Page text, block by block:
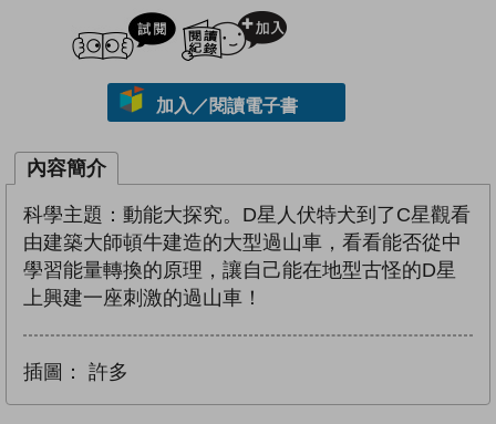
試閲
加入／閱讀電子書
內容簡介
科學主題：動能大探究。D星人伏特犬到了C星觀看
由建築大師頓牛建造的大型過山車，看看能否從中
學習能量轉換的原理，讓自己能在地型古怪的D星
上興建一座刺激的過山車！
插圖： 許多